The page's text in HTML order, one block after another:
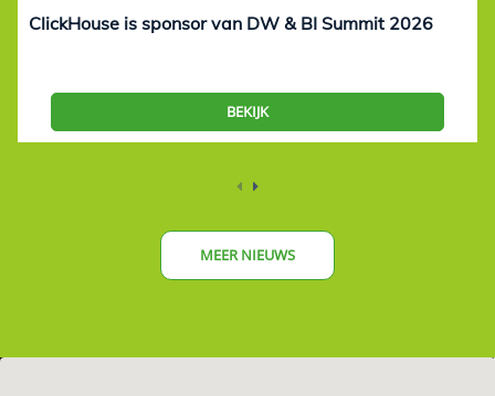
ClickHouse is sponsor van DW & BI Summit 2026
BEKIJK
MEER NIEUWS